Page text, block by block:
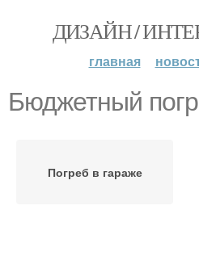
ДИЗАЙН /
главная
Бюджетный
Погреб в гараже